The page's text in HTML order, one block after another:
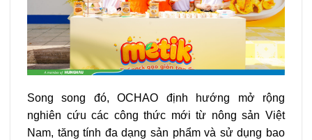
Song song đó, OCHAO định hướng mở rộng
nghiên cứu các công thức mới từ nông sản Việt
Nam, tăng tính đa dạng sản phẩm và sử dụng bao